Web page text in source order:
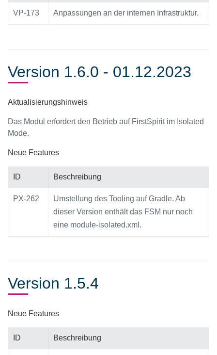
VP-173 Anpassungen an der internen Infrastruktur.
Version 1.6.0 - 01.12.2023
Aktualisierungshinweis
Das Modul erfordert den Betrieb auf FirstSpirit im Isolated
Mode.
Neue Features
ID Beschreibung
PX-262
Umstellung des Tooling auf Gradle. Ab
dieser Version enthält das FSM nur noch
eine module-isolated.xml.
Version 1.5.4
Neue Features
ID Beschreibung